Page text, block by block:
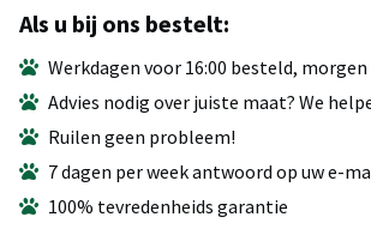
Als u bij ons bestelt:
Werkdagen voor 16:00 besteld, morgen
Advies nodig over juiste maat? We
Ruilen geen probleem!
7 dagen per week antwoord op uw e-
100% tevredenheids garantie